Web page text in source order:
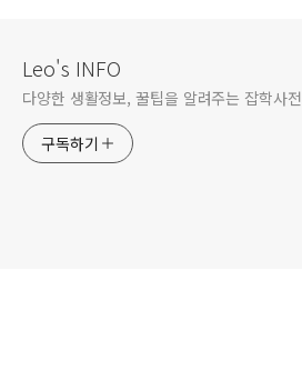
Leo's INFO
다양한 생활정보, 꿀팁을 알려주는 잡학사전
구독하기